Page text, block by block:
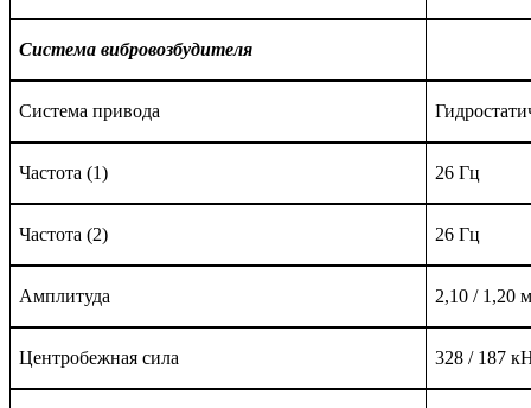
Система вибровозбудителя
Система привода
Частота (1) 26 Гц
Частота (2) 26 Гц
Амплитуда 2,10 / 1,20
Центробежная сила 328 / 187